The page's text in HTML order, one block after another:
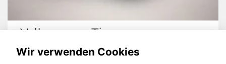
Volkswagen Tiguan
Wir verwenden Cookies